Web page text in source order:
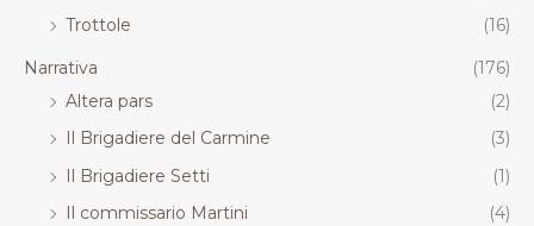
Trottole
(16)
Narrativa
(176)
Altera pars
(2)
Il Brigadiere del Carmine
(3)
Il Brigadiere Setti
(1)
Il commissario Martini
(4)